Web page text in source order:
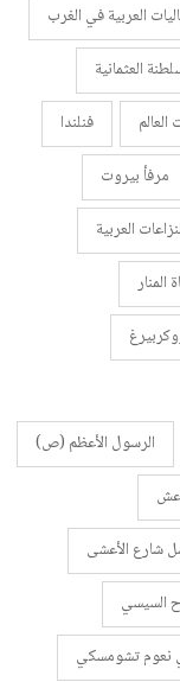
العربية في الغرب
العثمانية
العالم
فنلندا
مرفأ بيروت
العربية
المنار
الرسول الأعظم (ص)
شارع الأعشى
السيسي
نعوم تشومسكي